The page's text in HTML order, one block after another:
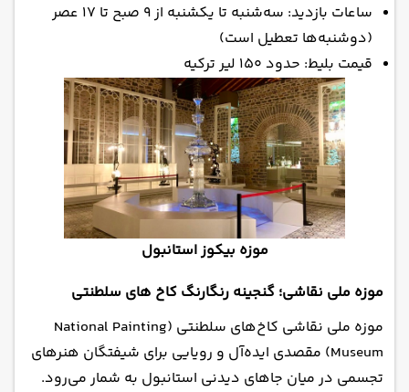
ساعات بازدید: سه‌شنبه تا یکشنبه از ۹ صبح تا ۱۷ عصر
(دوشنبه‌ها تعطیل است)
قیمت بلیط: حدود ۱۵۰ لیر ترکیه
موزه بیکوز استانبول
موزه ملی نقاشی؛ گنجینه رنگارنگ کاخ های سلطنتی
موزه ملی نقاشی کاخ‌های سلطنتی (National Painting
Museum) مقصدی ایده‌آل و رویایی برای شیفتگان هنرهای
تجسمی در میان جاهای دیدنی استانبول به شمار می‌رود.